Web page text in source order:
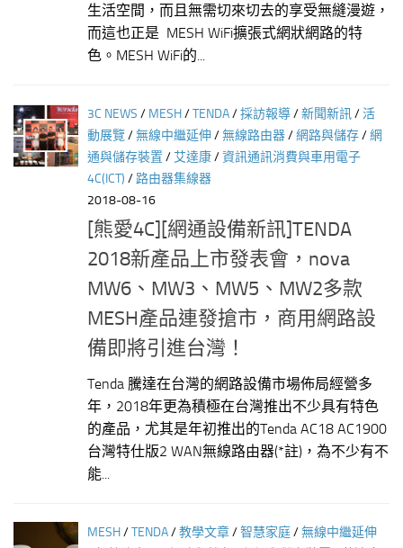
生活空間，而且無需切來切去的享受無縫漫遊，
而這也正是 MESH WiFi擴張式網狀網路的特
色。MESH WiFi的...
3C NEWS / MESH/TENDA/採訪報導/新聞新訊/活
動展覽/無線中繼延伸/無線路由器/網路與儲存/網
通與儲存裝置 / 艾達康/資訊通訊消費與車用電子
4C(ICT) / 路由器集線器
2018-08-16
[熊愛4C][網通設備新訊]TENDA
2018新產品上市發表會，nova
MW6、MW3、MW5、MW2多款
MESH產品連發搶市，商用網路設
備即將引進台灣！
Tenda 騰達在台灣的網路設備市場佈局經營多
年，2018年更為積極在台灣推出不少具有特色
的產品，尤其是年初推出的Tenda AC18 AC1900
台灣特仕版2 WAN無線路由器(*註)，為不少有不
能...
MESH/TENDA/教學文章/智慧家庭/無線中繼延伸